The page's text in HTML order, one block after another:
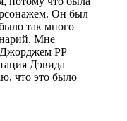
Он был
так много
Мне
Джорджем РР
Дэвида
что это было